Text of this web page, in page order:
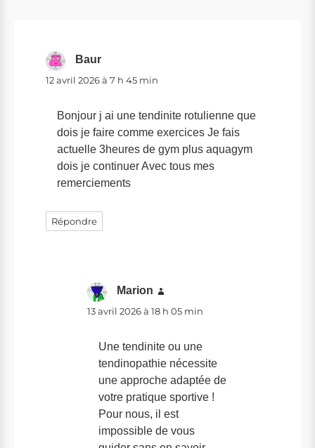
Baur
12 avril 2026 à 7 h 45 min
Bonjour j ai une tendinite rotulienne que
dois je faire comme exercices Je fais
actuelle 3heures de gym plus aquagym
dois je continuer Avec tous mes
remerciements
Répondre
Marion
13 avril 2026 à 18 h 05 min
Une tendinite ou une
tendinopathie nécessite
une approche adaptée de
votre pratique sportive !
Pour nous, il est
impossible de vous